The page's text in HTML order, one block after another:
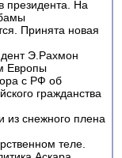
президента. На
Принята новая
Э.Рахмон
Европы
с РФ об
гражданства
из снежного плена
теле.